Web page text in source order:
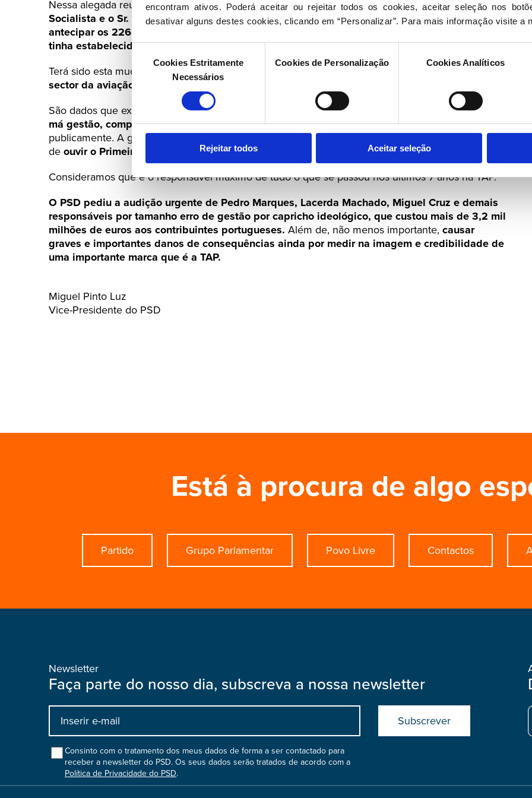
encontram ativos. Poderá aceitar ou rejeitar todos os cookies, aceitar seleção nos
desativar alguns destes cookies, clicando em “Personalizar”. Para mais informação visite a
Seleção
consentimento
Cookies Estritamente
Necessários
Cookies de Personalização Cookies Analíticos
Rejeitar todos Aceitar seleção
Nessa alegada reunião entre António Costa, Pedro Marques e David Neelman, o Partido
Socialista e o Sr. Primeiro-ministroterão permitido que oempresário norte- americano pudesse
antecipar os 226 milhões de euros antes do prazo de 30 anos que o governo do PSD/CDS
tinha estabelecido.
Terá sido esta mudança que permitiu que
David Neelman se tornasse no único empresário do
sector da aviação civil que lucrou mais de 55 milhões de euros no período da pandemia.
São dados que exigem
confirmação e justificações urgentese que servem para adensar a teia de
má gestão, compadrio, ligeireza e abuso de poder que o dossier TAPnos tem relevado
publicamente. A gravidade dos factos reforça as preocupações doPSDque reitera a necessidade
de ouvir o Primeiro-ministro num tema da maior importância para o país.
Consideramos que é o responsável máximo de tudo o que se passou nos últimos 7 anos na TAP.
O PSD pediu a audição urgente de Pedro Marques, Lacerda Machado, Miguel Cruz e demais
responsáveis por tamanho erro de gestão por capricho ideológico, que custou mais de 3,2 mil
milhões de euros aos contribuintes portugueses. Além de, não menos importante, causar
graves e importantes danos de consequências ainda por medir na imagem e credibilidade de
uma importante marca que é a TAP.
Miguel Pinto Luz
Vice-Presidente do PSD
Está à procura de algo
Partido Grupo Parlamentar Povo Livre Contactos
Newsletter
Faça parte do nosso dia, subscreva a nossa newsletter
Input
bootstrap
colConsinto com o tratamento dos meus dados de forma a ser contactado para
receber a newsletter do PSD. Os seus dados serão tratados de acordo com a
Política de Privacidade do PSD.
Submit
boostrap